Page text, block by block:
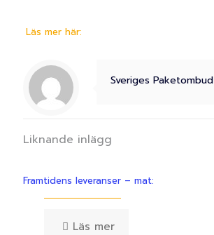
Läs mer här:
Sveriges Paketombud
Liknande inlägg
Framtidens leveranser – mat:
Läs mer